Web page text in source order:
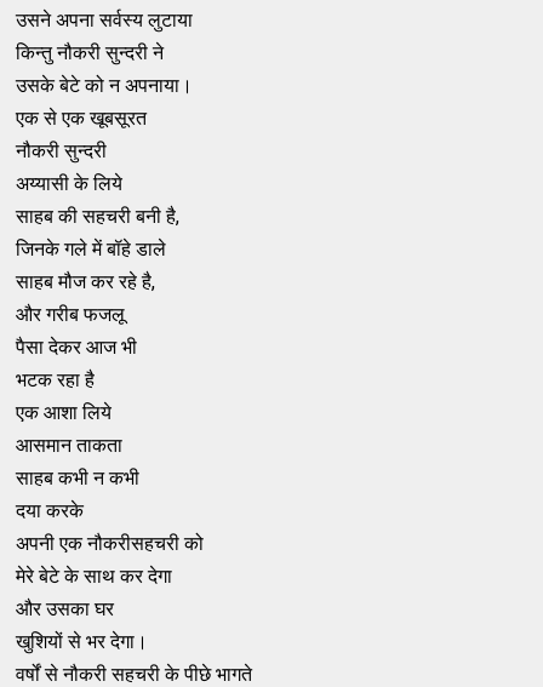
उसने अपना सर्वस्य लुटाया
किन्तु नौकरी सुन्दरी ने
उसके बेटे को न अपनाया।
एक से एक खूबसूरत
नौकरी सुन्दरी
अय्यासी के लिये
साहब की सहचरी बनी है,
जिनके गले में बॉहे डाले
साहब मौज कर रहे है,
और गरीब फजलू
पैसा देकर आज भी
भटक रहा है
एक आशा लिये
आसमान ताकता
साहब कभी न कभी
दया करके
अपनी एक नौकरीसहचरी को
मेरे बेटे के साथ कर देगा
और उसका घर
खुशियों से भर देगा।
वर्षों से नौकरी सहचरी के पीछे भागते